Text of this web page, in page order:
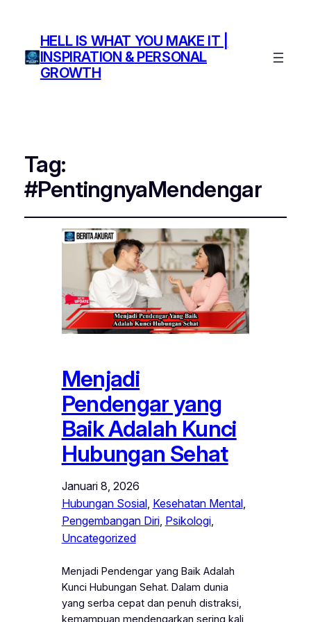
HELL IS WHAT YOU MAKE IT |
INSPIRATION & PERSONAL
GROWTH
Tag:
#PentingnyaMendengar
Menjadi
Pendengar yang
Baik Adalah Kunci
Hubungan Sehat
Januari 8, 2026
Hubungan Sosial, Kesehatan Mental
Pengembangan Diri, Psikologi
Uncategorized
Menjadi Pendengar yang Baik Adalah
Kunci Hubungan Sehat. Dalam dunia
yang serba cepat dan penuh distraksi,
kemampuan mendengarkan sering kali